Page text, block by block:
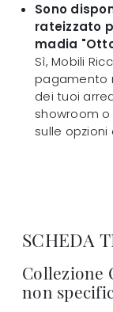
Sono
rateizzato
madia
Sì, Mobili
pagamento
dei tuoi
showroom
sulle opzioni
SCHEDA
Collezione
non